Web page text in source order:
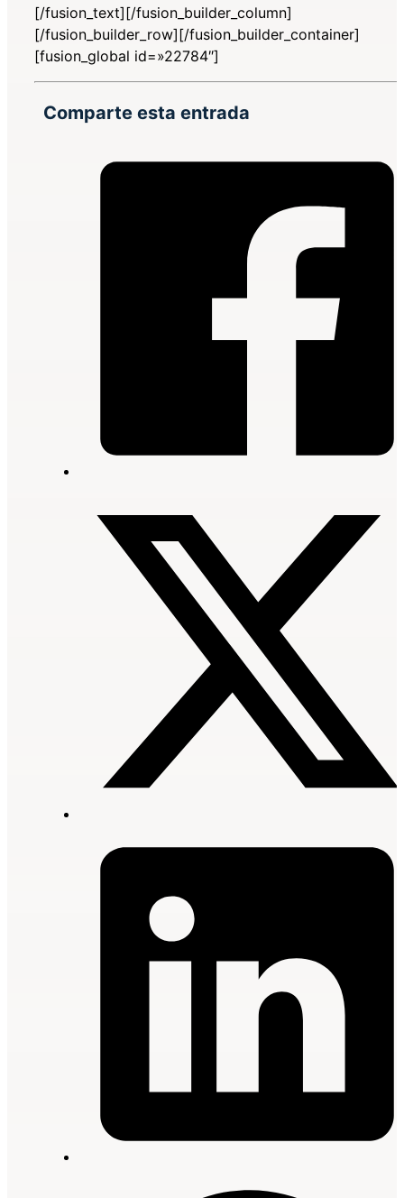
[/fusion_text][/fusion_builder_column]
[/fusion_builder_row][/fusion_builder_container]
[fusion_global id=»22784″]
Comparte esta entrada